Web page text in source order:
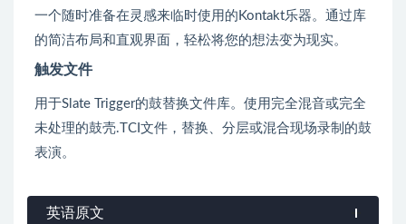
一个随时准备在灵感来临时使用的Kontakt乐器。通过库
的简洁布局和直观界面，轻松将您的想法变为现实。
触发文件
用于Slate Trigger的鼓替换文件库。使用完全混音或完全
未处理的鼓壳.TCI文件，替换、分层或混合现场录制的鼓
表演。
英语原文